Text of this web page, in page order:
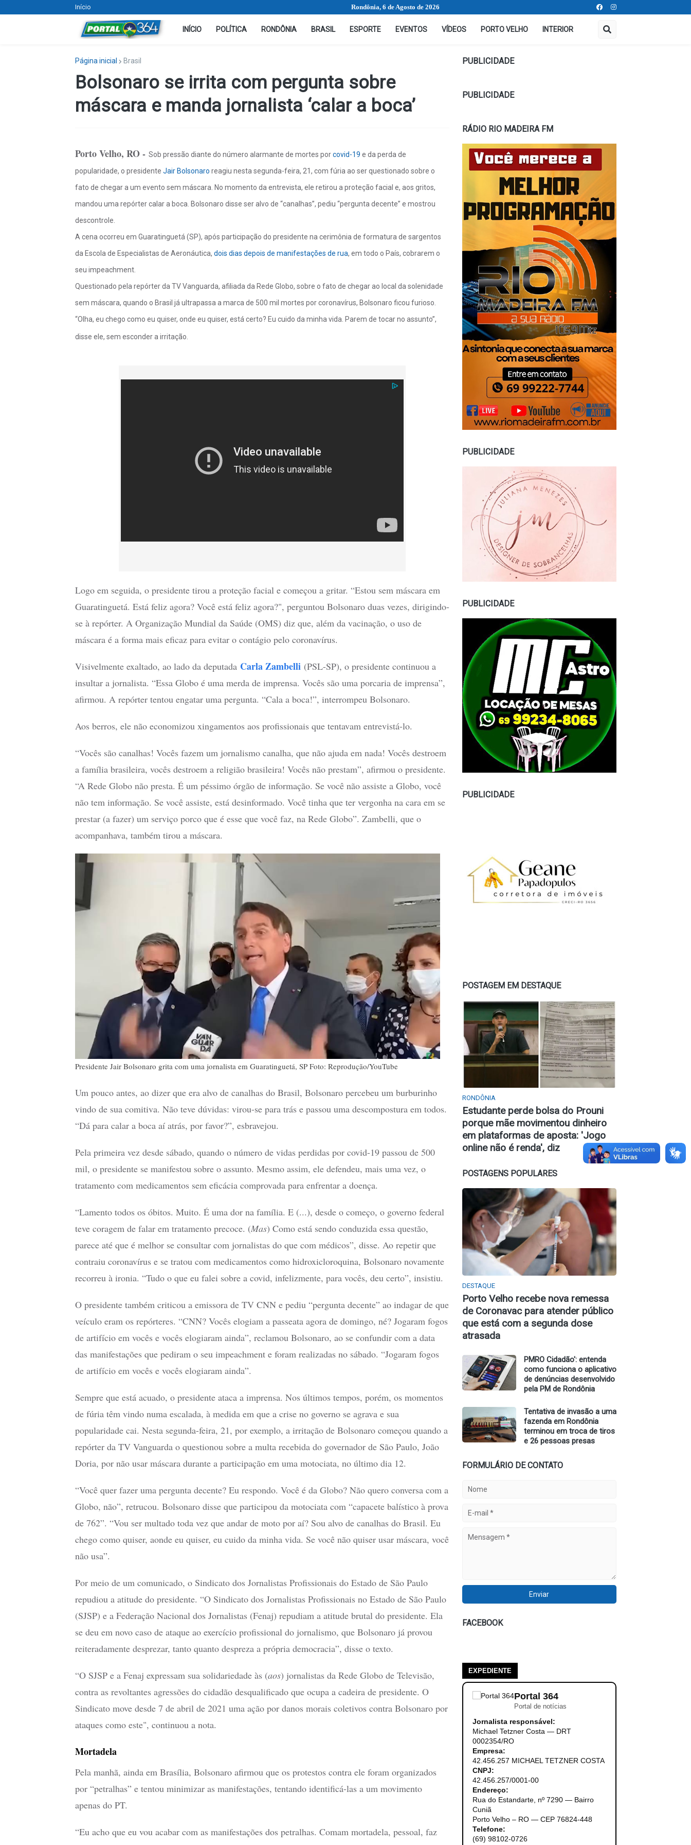
Início Rondônia, 6 de Agosto de 2026
INÍCIO POLÍTICA RONDÔNIA BRASIL ESPORTE EVENTOS VÍDEOS PORTO VELHO INTERIOR
Página inicial Brasil
Bolsonaro se irrita com pergunta sobre
máscara e manda jornalista ‘calar a boca’
Porto Velho, RO - Sob pressão diante do número alarmante de mortes porcovid-19 e da perda de
popularidade, o presidente Jair Bolsonaro reagiu nesta segunda-feira, 21, com fúria ao ser questionado sobre o
fato de chegar a um evento sem máscara. No momento da entrevista, ele retirou a proteção facial e, aos gritos,
mandou uma repórter calar a boca. Bolsonaro disse ser alvo de “canalhas”, pediu “pergunta decente” e mostrou
descontrole.
A cena ocorreu em Guaratinguetá (SP), após participação do presidente na cerimônia de formatura de sargentos
da Escola de Especialistas de Aeronáutica, dois dias depois de manifestações de rua, em todo o País, cobrarem o
seu impeachment.
Questionado pela repórter da TV Vanguarda, afiliada da Rede Globo, sobre o fato de chegar ao local da solenidade
sem máscara, quando o Brasil já ultrapassa a marca de 500 mil mortes por coronavírus, Bolsonaro ficou furioso.
“Olha, eu chego como eu quiser, onde eu quiser, está certo? Eu cuido da minha vida. Parem de tocar no assunto”,
disse ele, sem esconder a irritação.
Logo em seguida, o presidente tirou a proteção facial e começou a gritar. “Estou sem máscara em
Guaratinguetá. Está feliz agora? Você está feliz agora?", perguntou Bolsonaro duas vezes, dirigindo-
se à repórter. A Organização Mundial da Saúde (OMS) diz que, além da vacinação, o uso de
máscara é a forma mais eficaz para evitar o contágio pelo coronavírus.
Visivelmente exaltado, ao lado da deputada Carla Zambelli(PSL-SP), o presidente continuou a
insultar a jornalista. “Essa Globo é uma merda de imprensa. Vocês são uma porcaria de imprensa”,
afirmou. A repórter tentou engatar uma pergunta. “Cala a boca!”, interrompeu Bolsonaro.
Aos berros, ele não economizou xingamentos aos profissionais que tentavam entrevistá-lo.
“Vocês são canalhas! Vocês fazem um jornalismo canalha, que não ajuda em nada! Vocês destroem
a família brasileira, vocês destroem a religião brasileira! Vocês não prestam”, afirmou o presidente.
“A Rede Globo não presta. É um péssimo órgão de informação. Se você não assiste a Globo, você
não tem informação. Se você assiste, está desinformado. Você tinha que ter vergonha na cara em se
prestar (a fazer) um serviço porco que é esse que você faz, na Rede Globo”. Zambelli, que o
acompanhava, também tirou a máscara.
Presidente Jair Bolsonaro grita com uma jornalista em Guaratinguetá, SP Foto: Reprodução/YouTube
Um pouco antes, ao dizer que era alvo de canalhas do Brasil, Bolsonaro percebeu um burburinho
vindo de sua comitiva. Não teve dúvidas: virou-se para trás e passou uma descompostura em todos.
“Dá para calar a boca aí atrás, por favor?”, esbravejou.
Pela primeira vez desde sábado, quando o número de vidas perdidas por covid-19 passou de 500
mil, o presidente se manifestou sobre o assunto. Mesmo assim, ele defendeu, mais uma vez, o
tratamento com medicamentos sem eficácia comprovada para enfrentar a doença.
“Lamento todos os óbitos. Muito. É uma dor na família. E (...), desde o começo, o governo federal
teve coragem de falar em tratamento precoce. (Mas) Como está sendo conduzida essa questão,
parece até que é melhor se consultar com jornalistas do que com médicos”, disse. Ao repetir que
contraiu coronavírus e se tratou com medicamentos como hidroxicloroquina, Bolsonaro novamente
recorreu à ironia. “Tudo o que eu falei sobre a covid, infelizmente, para vocês, deu certo”, insistiu.
O presidente também criticou a emissora de TV CNN e pediu “pergunta decente” ao indagar de que
veículo eram os repórteres. “CNN? Vocês elogiam a passeata agora de domingo, né? Jogaram fogos
de artifício em vocês e vocês elogiaram ainda”, reclamou Bolsonaro, ao se confundir com a data
das manifestações que pediram o seu impeachment e foram realizadas no sábado. “Jogaram fogos
de artifício em vocês e vocês elogiaram ainda”.
Sempre que está acuado, o presidente ataca a imprensa. Nos últimos tempos, porém, os momentos
de fúria têm vindo numa escalada, à medida em que a crise no governo se agrava e sua
popularidade cai. Nesta segunda-feira, 21, por exemplo, a irritação de Bolsonaro começou quando a
repórter da TV Vanguarda o questionou sobre a multa recebida do governador de São Paulo, João
Doria, por não usar máscara durante a participação em uma motociata, no último dia 12.
“Você quer fazer uma pergunta decente? Eu respondo. Você é da Globo? Não quero conversa com a
Globo, não”, retrucou. Bolsonaro disse que participou da motociata com “capacete balístico à prova
de 762”. “Vou ser multado toda vez que andar de moto por aí? Sou alvo de canalhas do Brasil. Eu
chego como quiser, aonde eu quiser, eu cuido da minha vida. Se você não quiser usar máscara, você
não usa”.
Por meio de um comunicado, o Sindicato dos Jornalistas Profissionais do Estado de São Paulo
repudiou a atitude do presidente. “O Sindicato dos Jornalistas Profissionais no Estado de São Paulo
(SJSP) e a Federação Nacional dos Jornalistas (Fenaj) repudiam a atitude brutal do presidente. Ela
se deu em novo caso de ataque ao exercício profissional do jornalismo, que Bolsonaro já provou
reiteradamente desprezar, tanto quanto despreza a própria democracia”, disse o texto.
“O SJSP e a Fenaj expressam sua solidariedade às (aos) jornalistas da Rede Globo de Televisão,
contra as revoltantes agressões do cidadão desqualificado que ocupa a cadeira de presidente. O
Sindicato move desde 7 de abril de 2021 uma ação por danos morais coletivos contra Bolsonaro por
ataques como este", continuou a nota.
Mortadela
Pela manhã, ainda em Brasília, Bolsonaro afirmou que os protestos contra ele foram organizados
por “petralhas” e tentou minimizar as manifestações, tentando identificá-las a um movimento
apenas do PT.
“Eu acho que eu vou acabar com as manifestações dos petralhas. Comam mortadela, pessoal, faz
PUBLICIDADE
PUBLICIDADE
RÁDIO RIO MADEIRA FM
PUBLICIDADE
PUBLICIDADE
PUBLICIDADE
POSTAGEM EM DESTAQUE
RONDÔNIA
Estudante perde bolsa do Prouni
porque mãe movimentou dinheiro
em plataformas de aposta: 'Jogo
online não é renda', diz
POSTAGENS POPULARES
DESTAQUE
Porto Velho recebe nova remessa
de Coronavac para atender público
que está com a segunda dose
atrasada
PMRO Cidadão': entenda
como funciona o aplicativo
de denúncias desenvolvido
pela PM de Rondônia
Tentativa de invasão a uma
fazenda em Rondônia
terminou em troca de tiros
e 26 pessoas presas
FORMULÁRIO DE CONTATO
FACEBOOK
EXPEDIENTE
Portal 364
Portal de notícias
Jornalista responsável:
Michael Tetzner Costa — DRT
0002354/RO
Empresa:
42.456.257 MICHAEL TETZNER COSTA
CNPJ:
42.456.257/0001-00
Endereço:
Rua do Estandarte, nº 7290 — Bairro
Cuniã
Porto Velho – RO — CEP 76824-448
Telefone:
(69) 98102-0726